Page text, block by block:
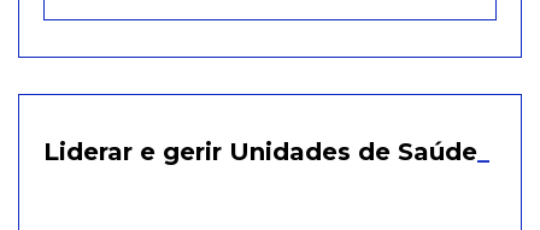
Liderar e gerir Unidades de Saúde